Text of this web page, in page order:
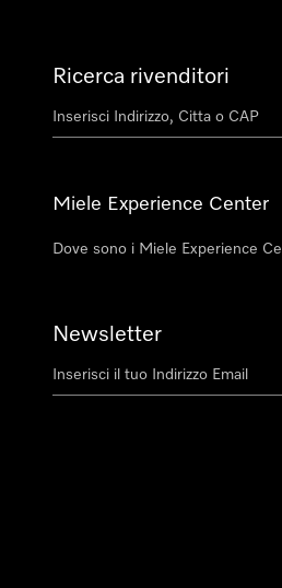
Ricerca rivenditori
Miele Experience Center
Dove sono i Miele Experience
Newsletter